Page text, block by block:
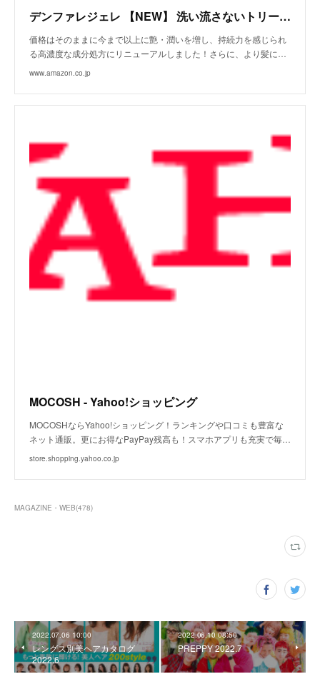
デンファレジェレ 【NEW】 洗い流さないトリートメント 120ｇ
価格はそのままに今まで以上に艶・潤いを増し、持続力を感じられ
る高濃度な成分処方にリニューアルしました！さらに、より髪に…
www.amazon.co.jp
MOCOSH - Yahoo!ショッピング
MOCOSHならYahoo!ショッピング！ランキングや口コミも豊富な
ネット通販。更にお得なPayPay残高も！スマホアプリも充実で毎…
store.shopping.yahoo.co.jp
MAGAZINE・WEB(478)
2022.07.06 10:00
レングス別美ヘアカタログ
2022.6
2022.06.10 08:50
PREPPY 2022.7